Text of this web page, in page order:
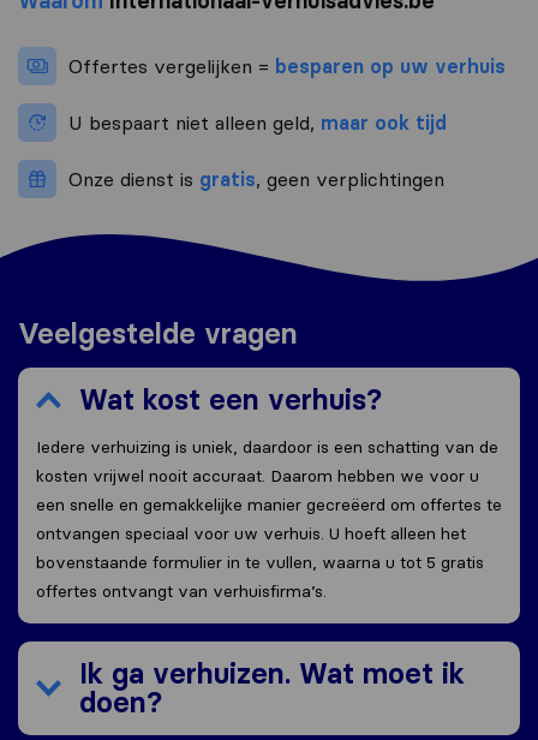
Offertes vergelijken = besparen op uw verhuis
U bespaart niet alleen geld, maar ook tijd
Onze dienst is gratis, geen verplichtingen
Veelgestelde vragen
Wat kost een verhuis?
Iedere verhuizing is uniek, daardoor is een schatting van de
kosten vrijwel nooit accuraat. Daarom hebben we voor u
een snelle en gemakkelijke manier gecreëerd om offertes te
ontvangen speciaal voor uw verhuis. U hoeft alleen het
bovenstaande formulier in te vullen, waarna u tot 5 gratis
offertes ontvangt van verhuisfirma’s.
Ik ga verhuizen. Wat moet ik
doen?